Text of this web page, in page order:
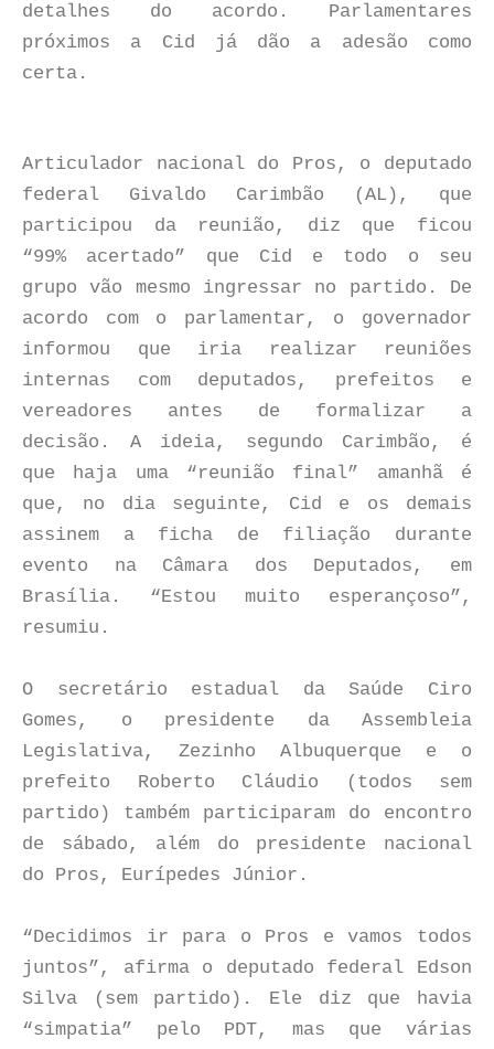
detalhes do acordo. Parlamentares
próximos a Cid já dão a adesão como
certa.
Articulador nacional do Pros, o deputado
federal Givaldo Carimbão (AL), que
participou da reunião, diz que ficou
“99% acertado” que Cid e todo o seu
grupo vão mesmo ingressar no partido. De
acordo com o parlamentar, o governador
informou que iria realizar reuniões
internas com deputados, prefeitos e
vereadores antes de formalizar a
decisão. A ideia, segundo Carimbão, é
que haja uma “reunião final” amanhã é
que, no dia seguinte, Cid e os demais
assinem a ficha de filiação durante
evento na Câmara dos Deputados, em
Brasília. “Estou muito esperançoso”,
resumiu.
O secretário estadual da Saúde Ciro
Gomes, o presidente da Assembleia
Legislativa, Zezinho Albuquerque e o
prefeito Roberto Cláudio (todos sem
partido) também participaram do encontro
de sábado, além do presidente nacional
do Pros, Eurípedes Júnior.
“Decidimos ir para o Pros e vamos todos
juntos”, afirma o deputado federal Edson
Silva (sem partido). Ele diz que havia
“simpatia” pelo PDT, mas que várias